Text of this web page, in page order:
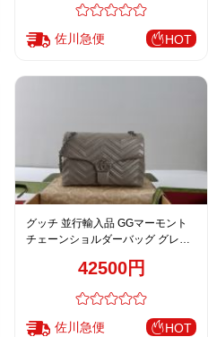
佐川急便 HOT
グッチ 並行輸入品 GGマーモント
チェーンショルダーバッグ グレー
42500円
佐川急便 HOT